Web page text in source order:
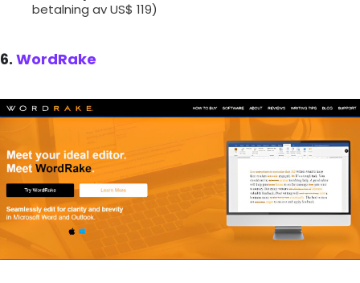
betalning av US$ 119)
6. WordRake